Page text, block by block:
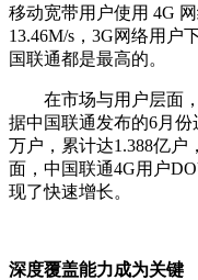
移动宽带用户使用 4G
13.46M/s，3G网络用户
国联通都是最高的。
在市场与用户层面
据中国联通发布的6月
万户，累计达1.388亿户
面，中国联通4G用户
现了快速增长。
深度覆盖能力成为关键